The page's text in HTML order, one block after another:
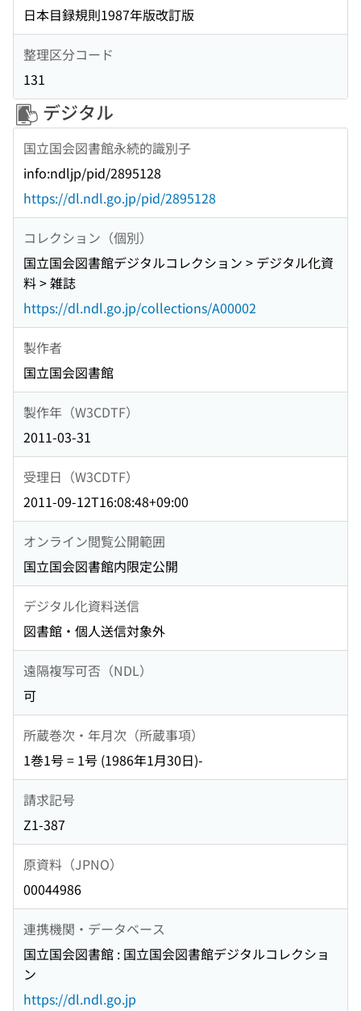
日本目録規則1987年版改訂版
整理区分コード
131
デジタル
国立国会図書館永続的識別子
info:ndljp/pid/2895128
https://dl.ndl.go.jp/pid/2895128
コレクション（個別）
国立国会図書館デジタルコレクション > デジタル化資
料 > 雑誌
https://dl.ndl.go.jp/collections/A00002
製作者
国立国会図書館
製作年（W3CDTF）
2011-03-31
受理日（W3CDTF）
2011-09-12T16:08:48+09:00
オンライン閲覧公開範囲
国立国会図書館内限定公開
デジタル化資料送信
図書館・個人送信対象外
遠隔複写可否（NDL）
可
所蔵巻次・年月次（所蔵事項）
1巻1号 = 1号 (1986年1月30日)-
請求記号
Z1-387
原資料（JPNO）
00044986
連携機関・データベース
国立国会図書館 : 国立国会図書館デジタルコレクショ
ン
https://dl.ndl.go.jp